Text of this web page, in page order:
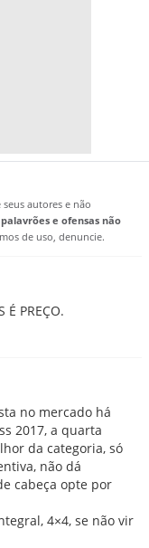
autores e não
e ofensas não
de uso, denuncie.
É PREÇO.
no mercado há
2017, a quarta
da categoria, só
não dá
cabeça opte por
4×4, se não vir